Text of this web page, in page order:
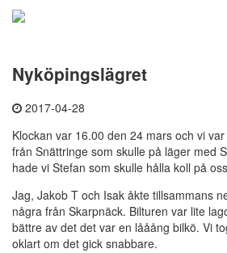
Nyköpingslägret
2017-04-28
Klockan var 16.00 den 24 mars och vi
från Snättringe som skulle på läger med
hade vi Stefan som skulle hålla koll på
Jag, Jakob T och Isak åkte tillsammans
några från Skarpnäck. Bilturen var lite
bättre av det det var en lååång bilkö. Vi
oklart om det gick snabbare.